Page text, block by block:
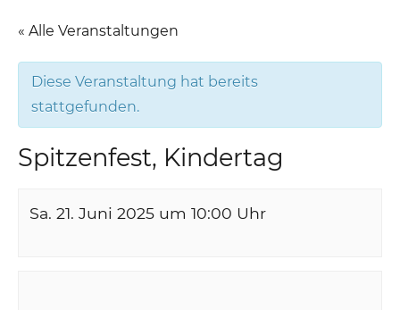
« Alle Veranstaltungen
Diese Veranstaltung hat bereits
stattgefunden.
Spitzenfest, Kindertag
Sa. 21. Juni 2025 um 10:00 Uhr